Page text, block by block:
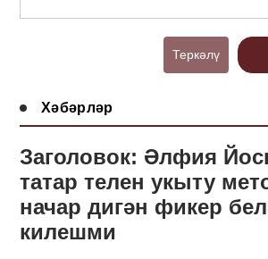
Теркәлү
Хәбәрләр
Заголовок: Әлфия
татар телен укыту
начар дигән фикер
килешми